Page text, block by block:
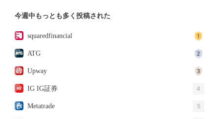
今週中もっとも多く投稿された
squaredfinancial
ATG
Upway
IG IG証券 4
Metatrade 5